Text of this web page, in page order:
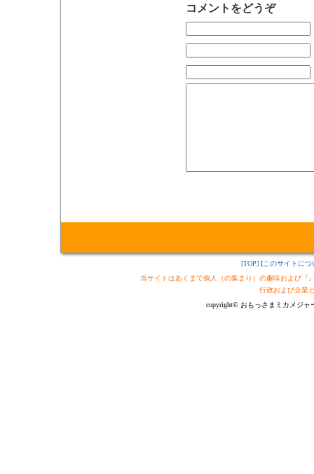
コメントをどうぞ
[TOP] [このサイトにつ
当サイトはあくまで個人（の集まり）の趣味および『
行政および企業
copyright© おもっさまミカメジャ